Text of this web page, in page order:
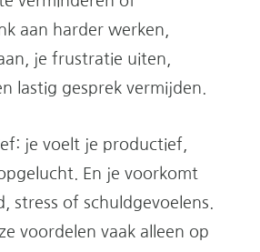
aan harder werken,
je frustratie uiten,
lastig gesprek vermijden.
je voelt je productief,
En je voorkomt
stress of schuldgevoelens.
voordelen vaak alleen op